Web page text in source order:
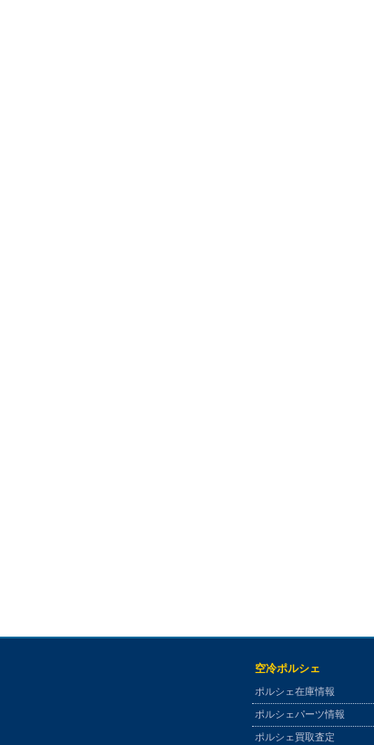
空冷ポルシェ
ポルシェ在庫情報
ポルシェパーツ情報
ポルシェ買取査定